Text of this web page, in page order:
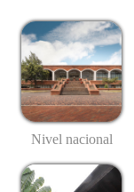
Nivel nacional